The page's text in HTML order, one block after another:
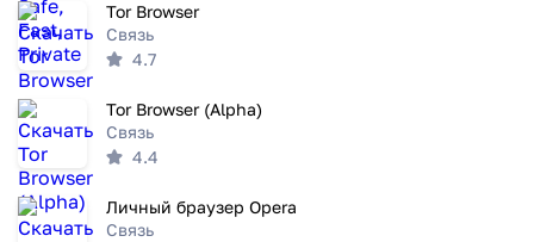
Tor Browser
Связь
4.7
Tor Browser (Alpha)
Связь
4.4
Личный браузер Opera
Связь